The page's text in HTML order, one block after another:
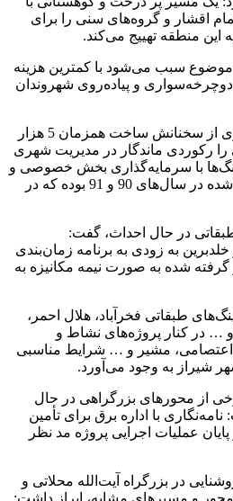
اقشار و گروه‌های سنی را برای
این منطقه تهییج می‌کند.
سبب می‌شود با کمترین هزینه
دوچرخه‌سواری و پیاده‌روی شهروندان
شهردار شیراز در بخش دیگری از سخنانش ساخت همزمان 5 هزار
رکوردی ماندگار در مدیریت شهری
با سرمایه‌گذاری بخش خصوصی و
نیز مربوط به اوراق فروخته شده در سال‌های 90 و 91 بوده که در
در حال احداث، گفت:
به زودی به برنامه زمان‌بندی
شده به صورت نیمه مکانیزه به
طبقاتی فخرآباد، هلال احمر،
… در کنار پروژه‌های نشاط و
اعتصامی، مشیر و … شرایط مناسبی
شیراز به وجود می‌آورد.
از محورهای بزرگراهی در حال
با اداره برق برای تأمین
عملیات اجرایی پروژه مد نظر
در بزرگراه آیت‌الله محلاتی و
و مسیرهای مشابه، ابراز داشت: